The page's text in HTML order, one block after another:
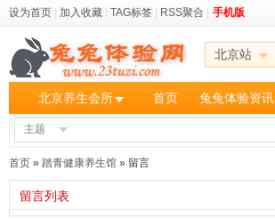
设为首页 加入收藏 TAG标签 RSS聚合 手机版
北京站
北京养生会所 首页 兔兔体验资讯
主题
首页 » 踏青健康养生馆 » 留言
留言列表